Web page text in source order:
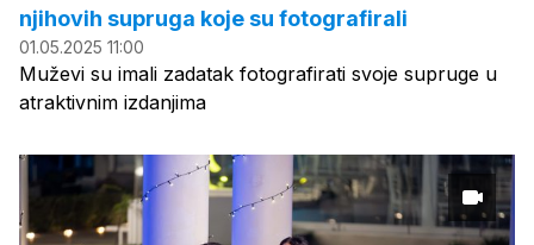
njihovih supruga koje su fotografirali
01.05.2025 11:00
Muževi su imali zadatak fotografirati svoje supruge u
atraktivnim izdanjima